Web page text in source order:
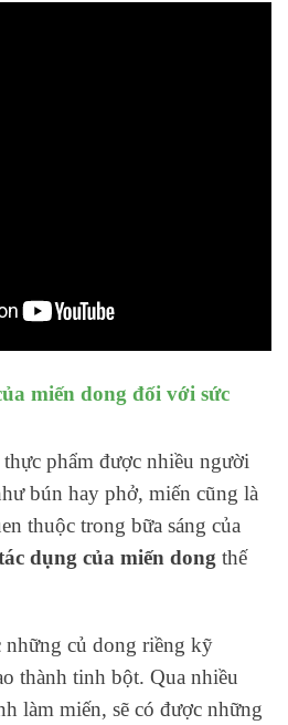
miến dong đối với sức
phẩm được nhiều người
bún hay phở, miến cũng là
thuộc trong bữa sáng của
dụng của miến dong thế
những củ dong riềng kỹ
thành tinh bột. Qua nhiều
làm miến, sẽ có được những